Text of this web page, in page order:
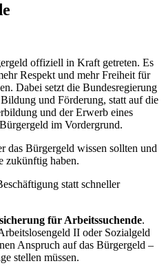
offiziell in Kraft getreten. Es
Respekt und mehr Freiheit für
Dabei setzt die Bundesregierung
und Förderung, statt auf die
und der Erwerb eines
im Vordergrund.
das Bürgergeld wissen sollten und
zukünftig haben.
statt schneller
für Arbeitssuchende.
II oder Sozialgeld
Anspruch auf das Bürgergeld –
stellen müssen.